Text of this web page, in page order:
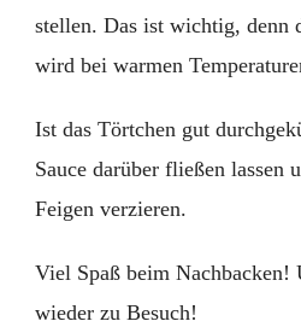
stellen. Das ist wichtig, denn
wird bei warmen
Ist das Törtchen gut
Sauce darüber fließen lassen
Feigen verzieren.
Viel Spaß beim Nachbacken!
wieder zu Besuch!